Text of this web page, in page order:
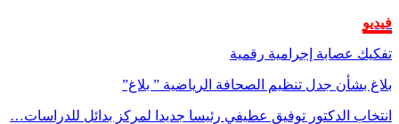
فيديو
تفكيك عصابة إجرامية رقمية
بلاغ بشأن جدل تنظيم الصحافة الرياضية ” بلاغ”
انتخاب الدكتور توفيق عطيفي رئيسا جديدا لمركز بدائل للدراسات…